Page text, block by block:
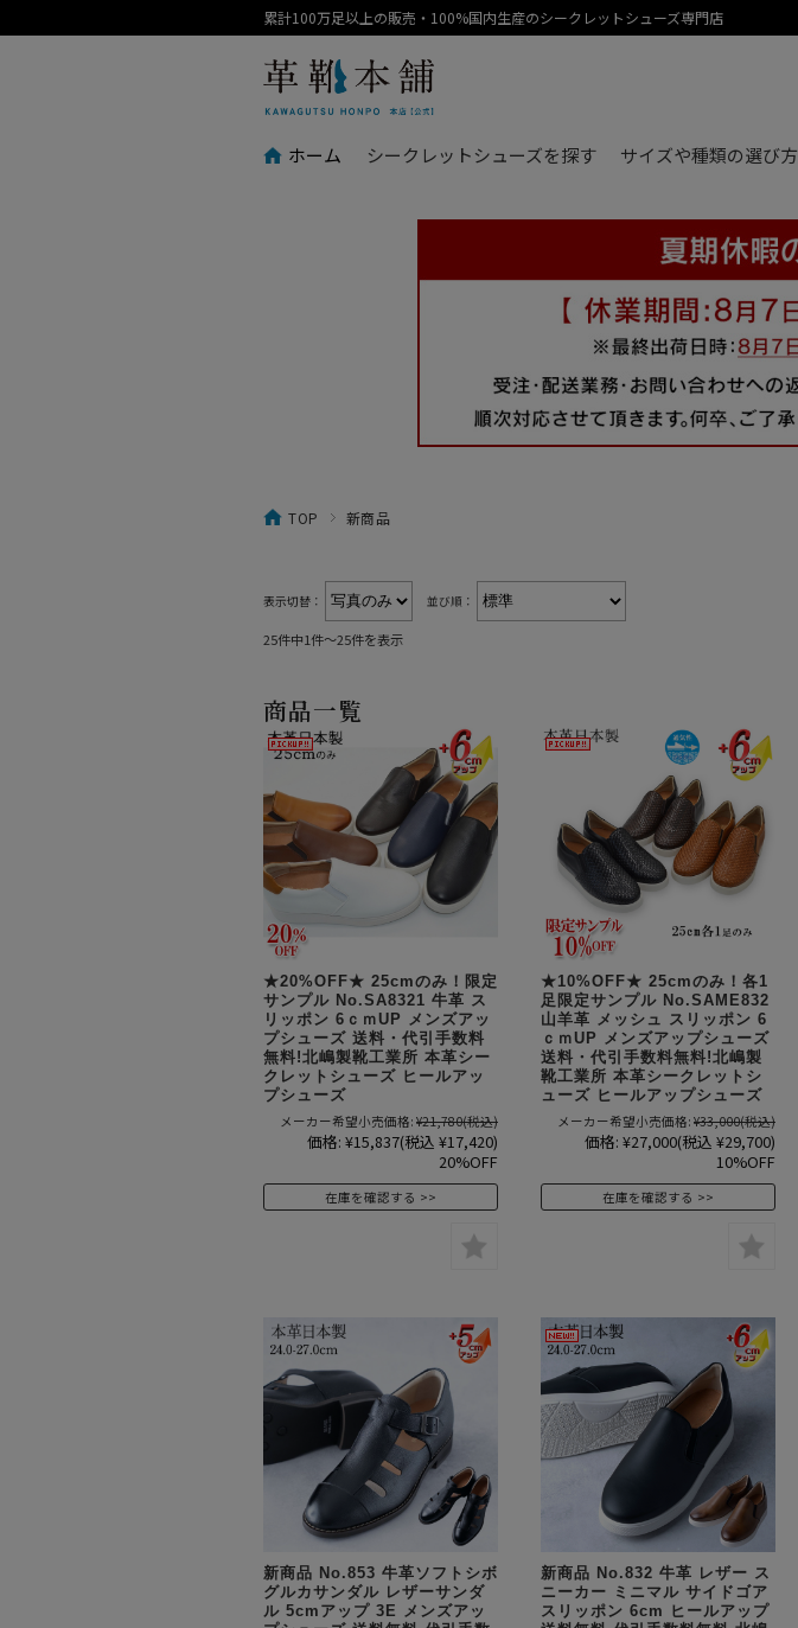
累計100万足以上の販売・100%国内生産のシークレットシューズ専門店
ホーム シークレットシューズを探す サイズや種類の選び方
TOP 新商品
表示切替： 並び順：
25件中1件～25件を表示
商品一覧
★20%OFF★ 25cmのみ！限定
サンプル No.SA8321 牛革 ス
リッポン 6ｃｍUP メンズアッ
プシューズ 送料・代引手数料
無料!北嶋製靴工業所 本革シー
クレットシューズ ヒールアッ
プシューズ
メーカー希望小売価格: ¥21,780(税込)
価格: ¥15,837(税込 ¥17,420)
20%OFF
在庫を確認する
★10%OFF★ 25cmのみ！各1
足限定サンプル No.SAME832
山羊革 メッシュ スリッポン 6
ｃｍUP メンズアップシューズ
送料・代引手数料無料!北嶋製
靴工業所 本革シークレットシ
ューズ ヒールアップシューズ
メーカー希望小売価格: ¥33,000(税込)
価格: ¥27,000(税込 ¥29,700)
10%OFF
在庫を確認する
新商品 No.853 牛革ソフトシボ
グルカサンダル レザーサンダ
ル 5cmアップ 3E メンズアッ
新商品 No.832 牛革 レザー ス
ニーカー ミニマル サイドゴア
スリッポン 6cm ヒールアップ